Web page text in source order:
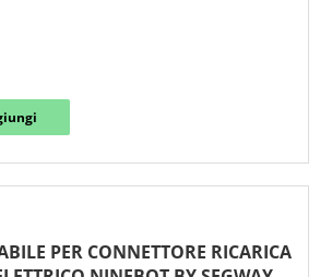
PER CONNETTORE RICARICA